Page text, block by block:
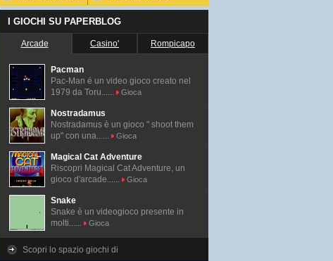
I GIOCHI SU PAPERBLOG
Arcade Casino' Rompicapo
Pacman
Pac-Man é un video gioco creato nel
1979 da Toru......
Gioca
Nostradamus
Nostradamus è un gioco " shoot them
up" con una......
Gioca
Magical Cat Adventure
Riscopri Magical Cat Adventure, un
gioco d'arcade......
Gioca
Snake
Snake è un videogioco presente in
molti......
Gioca
Scopri lo spazio giochi di